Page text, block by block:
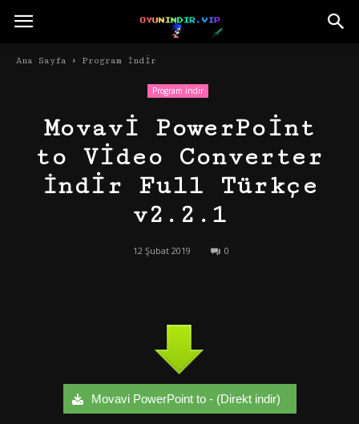
Ana Sayfa Program İndir
Program İndir
Movavi PowerPoint
to Video Converter
İndir Full Türkçe
v2.2.1
12 Şubat 2019 0
Movavi PowerPoint to - (Direkt indir)